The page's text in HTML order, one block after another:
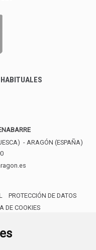
- ARAGÓN (ESPAÑA)
PROTECCIÓN DE DATOS
DE COOKIES